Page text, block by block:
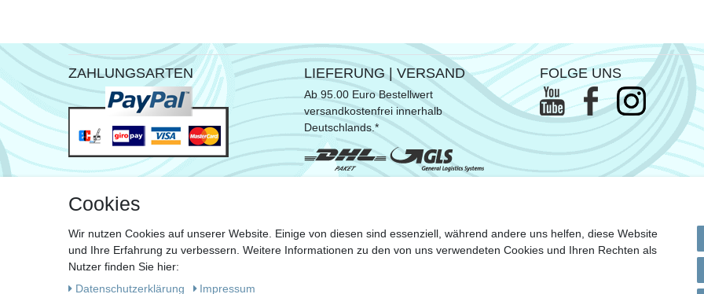
ZAHLUNGSARTEN LIEFERUNG | VERSAND
Ab 95.00 Euro Bestellwert
versandkostenfrei innerhalb
Deutschlands.*
Zu den Versandkosten
FOLGE UNS
Cookies
Wir nutzen Cookies auf unserer Website. Einige von diesen sind essenziell, während andere uns helfen, diese Website
und Ihre Erfahrung zu verbessern. Weitere Informationen zu den von uns verwendeten Cookies und Ihren Rechten als
Nutzer finden Sie hier:
Daten­schutz­erklärung
Impressum